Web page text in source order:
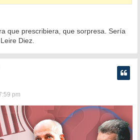
que prescribiera, que sorpresa. Sería
Diez.
pm